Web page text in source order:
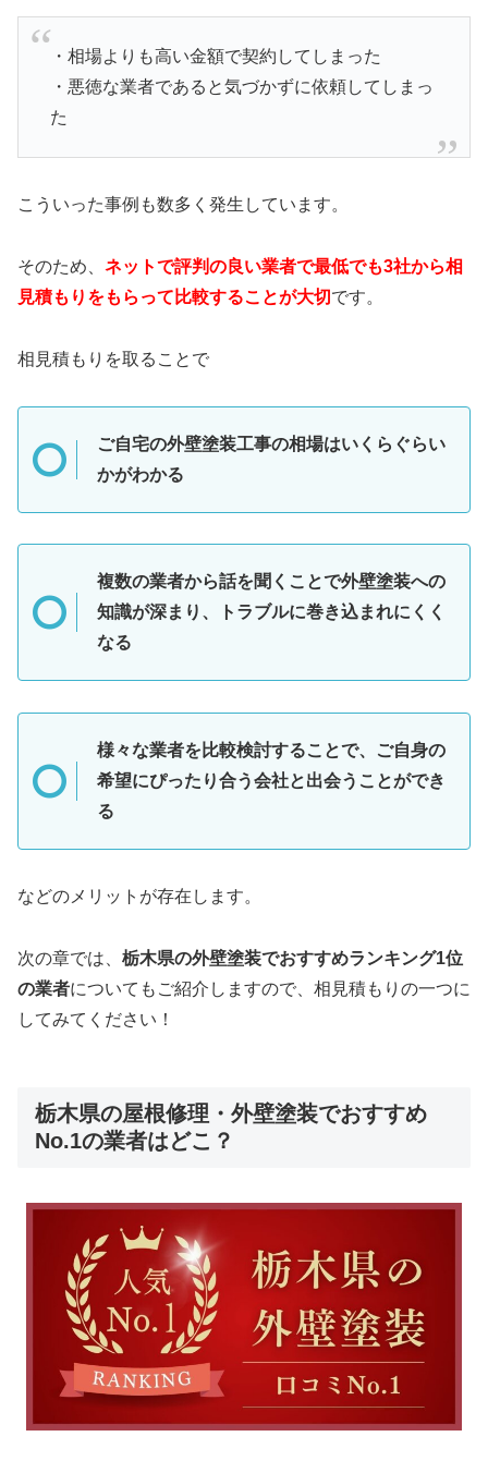
・相場よりも高い金額で契約してしまった
・悪徳な業者であると気づかずに依頼してしまっ
た
こういった事例も数多く発生しています。
そのため、 ネットで評判の良い業者で最低でも3社から相
見積もりをもらって比較することが大切です。
相見積もりを取ることで
ご自宅の外壁塗装工事の相場はいくらぐらい
かがわかる
複数の業者から話を聞くことで外壁塗装への
知識が深まり、トラブルに巻き込まれにくく
なる
様々な業者を比較検討することで、ご自身の
希望にぴったり合う会社と出会うことができ
る
などのメリットが存在します。
次の章では、 栃木県の外壁塗装でおすすめランキング1位
の業者についてもご紹介しますので、相見積もりの一つに
してみてください！
栃木県の屋根修理・外壁塗装でおすすめ
No.1の業者はどこ？